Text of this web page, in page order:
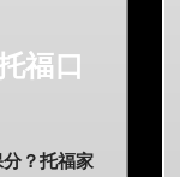
福口
？托福家